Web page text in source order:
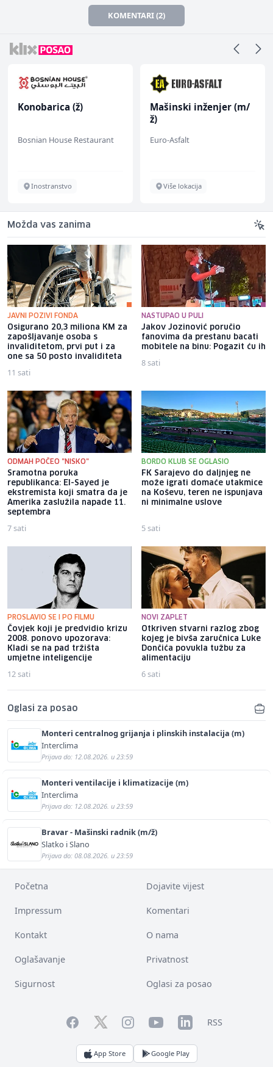
KOMENTARI (2)
Konobarica (ž)
Bosnian House Restaurant
Inostranstvo
Mašinski inženjer (m/
ž)
Euro-Asfalt
Više lokacija
Možda vas zanima
JAVNI POZIVI FONDA
Osigurano 20,3 miliona KM za
zapošljavanje osoba s
invaliditetom, prvi put i za
one sa 50 posto invaliditeta
11 sati
NASTUPAO U PULI
Jakov Jozinović poručio
fanovima da prestanu bacati
mobitele na binu: Pogazit ću ih
8 sati
ODMAH POČEO "NISKO"
Sramotna poruka
republikanca: El-Sayed je
ekstremista koji smatra da je
Amerika zaslužila napade 11.
septembra
7 sati
BORDO KLUB SE OGLASIO
FK Sarajevo do daljnjeg ne
može igrati domaće utakmice
na Koševu, teren ne ispunjava
ni minimalne uslove
5 sati
PROSLAVIO SE I PO FILMU
Čovjek koji je predvidio krizu
2008. ponovo upozorava:
Kladi se na pad tržišta
umjetne inteligencije
12 sati
NOVI ZAPLET
Otkriven stvarni razlog zbog
kojeg je bivša zaručnica Luke
Dončića povukla tužbu za
alimentaciju
6 sati
Oglasi za posao
Monteri centralnog grijanja i plinskih instalacija (m)
Interclima
Prijava do: 12.08.2026. u 23:59
Monteri ventilacije i klimatizacije (m)
Interclima
Prijava do: 12.08.2026. u 23:59
Bravar - Mašinski radnik (m/ž)
Slatko i Slano
Prijava do: 08.08.2026. u 23:59
Početna Dojavite vijest
Impressum Komentari
Kontakt O nama
Oglašavanje Privatnost
Sigurnost Oglasi za posao
FacebookTwitterInstagramYouTubeLinkedInRSS
App Store Google Play